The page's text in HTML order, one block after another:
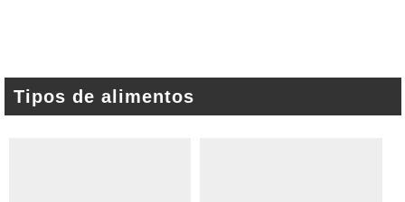
Tipos de alimentos